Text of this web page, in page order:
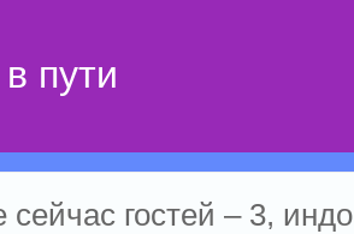
пути
гостей – 3,